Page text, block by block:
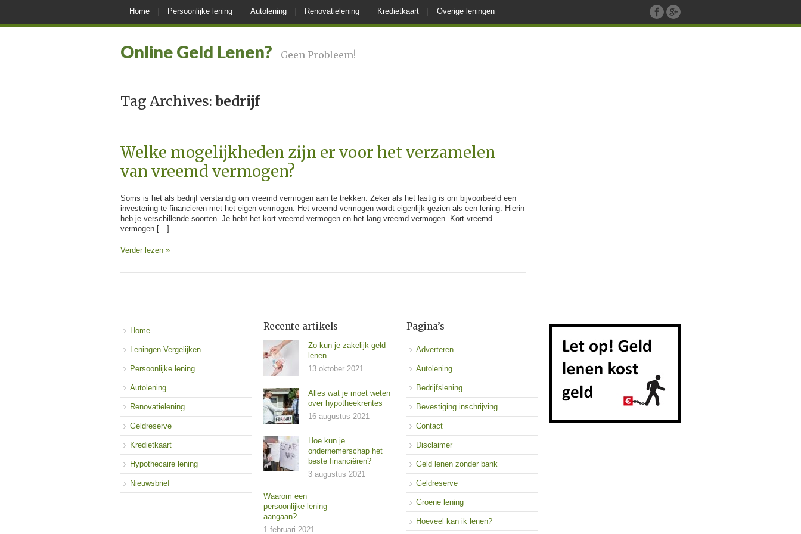
Home Persoonlijke lening Autolening Renovatielening Kredietkaart Overige leningen
Online Geld Lenen? Geen Probleem!
Tag Archives: bedrijf
Welke mogelijkheden zijn er voor het verzamelen
van vreemd vermogen?
Soms is het als bedrijf verstandig om vreemd vermogen aan te trekken. Zeker als het lastig is om bijvoorbeeld een
investering te financieren met het eigen vermogen. Het vreemd vermogen wordt eigenlijk gezien als een lening. Hierin
heb je verschillende soorten. Je hebt het kort vreemd vermogen en het lang vreemd vermogen. Kort vreemd
vermogen […]
Verder lezen »
Home
Leningen Vergelijken
Persoonlijke lening
Autolening
Renovatielening
Geldreserve
Kredietkaart
Hypothecaire lening
Nieuwsbrief
Recente artikels
Zo kun je zakelijk geld
lenen
13 oktober 2021
Alles wat je moet weten
over hypotheekrentes
16 augustus 2021
Hoe kun je
ondernemerschap het
beste financiëren?
3 augustus 2021
Waarom een
persoonlijke lening
aangaan?
1 februari 2021
Pagina’s
Adverteren
Autolening
Bedrijfslening
Bevestiging inschrijving
Contact
Disclaimer
Geld lenen zonder bank
Geldreserve
Groene lening
Hoeveel kan ik lenen?